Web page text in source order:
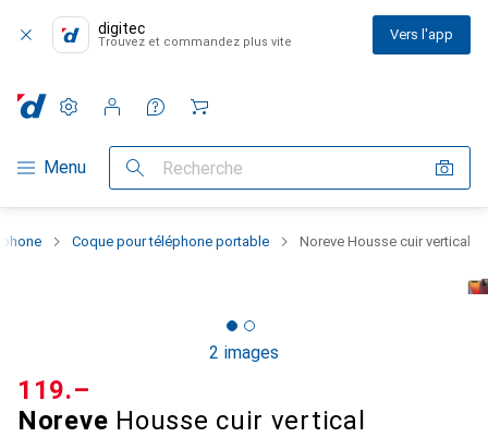
digitec
Trouvez et commandez plus vite Vers l'app
Navigation par catégorie
Menu Recherche
Paramètres
Compte client
Listes de comparaison
Listes d'envies
Panier
Coque pour téléphone portable Noreve Housse cuir vertical
2 images
Noreve Housse cuir vertical
CHF
119.–